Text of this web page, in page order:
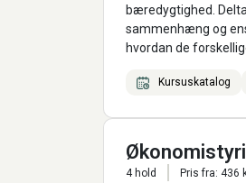
bæredygtighed.
sammenhæng og
hvordan de
Kursuskatalog
4 hold Pris fra: 436